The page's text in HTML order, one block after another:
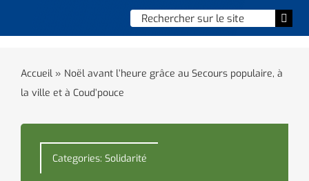
Chercher
:
Vie municipale
Enfance, jeunesse & sports
Accueil» Noël avant l’heure grâce au Secours populaire, à
la ville et à Coud’pouce
Categories: Solidarité